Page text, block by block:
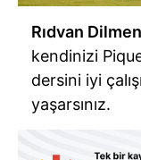
Rıdvan
kendinizi
dersini iyi
yaşarsınız.